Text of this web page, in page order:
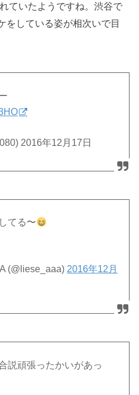
ていたようですね。渋谷で
をしている姿が相次いで目
2016年12月17日
てる〜
(@liese_aaa)2016年12月
説頑張ったかいがあっ